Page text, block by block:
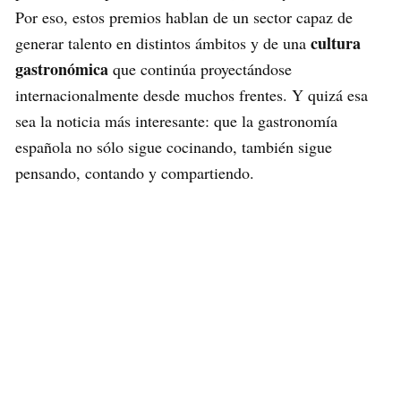
Por eso, estos premios hablan de un sector capaz de
generar talento en distintos ámbitos y de una cultura
gastronómica que continúa proyectándose
internacionalmente desde muchos frentes. Y quizá esa
sea la noticia más interesante: que la gastronomía
española no sólo sigue cocinando, también sigue
pensando, contando y compartiendo.